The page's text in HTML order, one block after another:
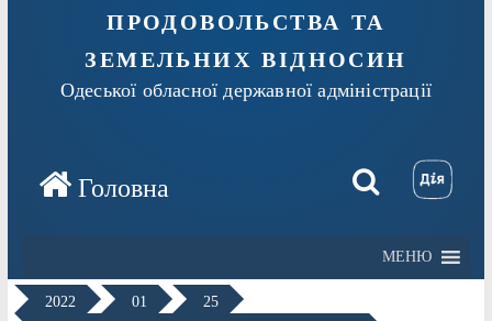
продовольства та
земельних відносин
Одеської обласної державної адміністрації
МЕНЮ
2022 01
25